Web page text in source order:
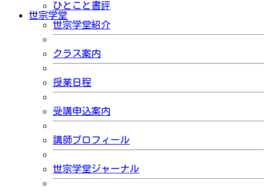
ひとこと書評
世宗学堂
世宗学堂紹介
クラス案内
授業日程
受講申込案内
講師プロフィール
世宗学堂ジャーナル